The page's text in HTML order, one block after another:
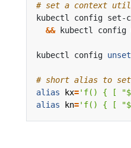
# set a context
kubectl config set-
&&
kubectl config unset
# short alias to set/
alias
kx='f() { [
alias
kn='f() { [